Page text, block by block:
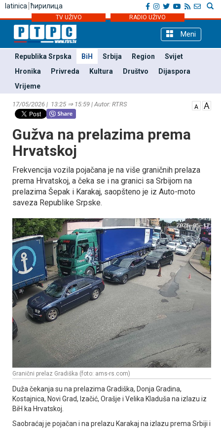
latinica ћирилица
TV UŽIVO RADIO UŽIVO
Meni
Republika Srpska BiH Srbija Region
Svijet
Hronika
Privreda Kultura Društvo
Dijaspora
Vrijeme
17/05/2026 | 13:25 ⇒ 15:59 | Autor: RTRS
Gužva na prelazima prema
Hrvatskoj
Frekvencija vozila pojačana je na više graničnih prelaza
prema Hrvatskoj, a čeka se i na granici sa Srbijom na
prelazima Šepak i Karakaj, saopšteno je iz Auto-moto
saveza Republike Srpske.
Granični prelaz Gradiška (foto: ams-rs.com)
Duža čekanja su na prelazima Gradiška, Donja Gradina,
Kostajnica, Novi Grad, Izačić, Orašje i Velika Kladuša na izlazu iz
BiH ka Hrvatskoj.
Saobraćaj je pojačan i na prelazu Karakaj na izlazu prema Srbiji i